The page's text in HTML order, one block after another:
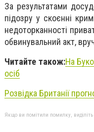
За результатами
підозру у скоєнні
недоторканності
обвинувальний акт,
Читайте також:На
осіб
Розвідка Британії
Якщо ви помітили помилку, виділіть